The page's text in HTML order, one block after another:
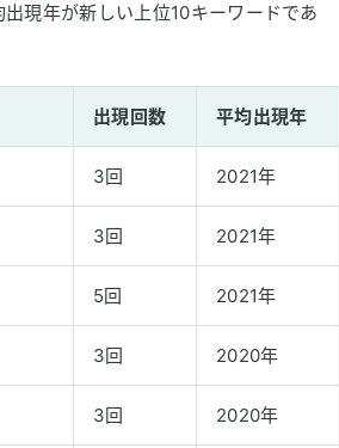
現年が新しい上位10キーワードであ
出現回数 平均出現年
3回 2021年
3回 2021年
5回 2021年
3回 2020年
3回 2020年